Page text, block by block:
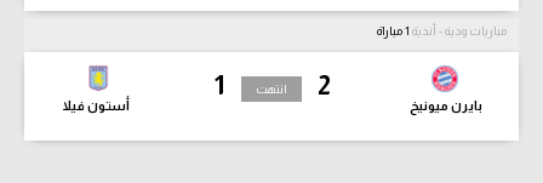
مباريات ودية - أندية
2
بايرن ميونيخ
1
أستون فيلا
انتهت